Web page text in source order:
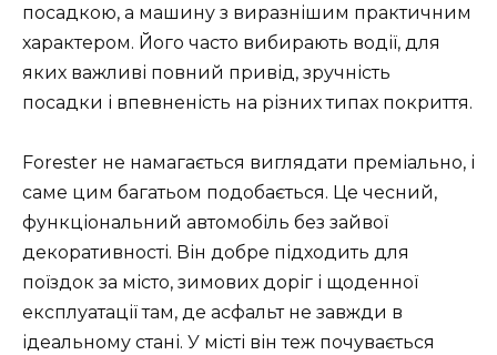
посадкою, а машину з виразнішим практичним
характером. Його часто вибирають водії, для
яких важливі повний привід, зручність
посадки і впевненість на різних типах покриття.
Forester не намагається виглядати преміально, і
саме цим багатьом подобається. Це чесний,
функціональний автомобіль без зайвої
декоративності. Він добре підходить для
поїздок за місто, зимових доріг і щоденної
експлуатації там, де асфальт не завжди в
ідеальному стані. У місті він теж почувається